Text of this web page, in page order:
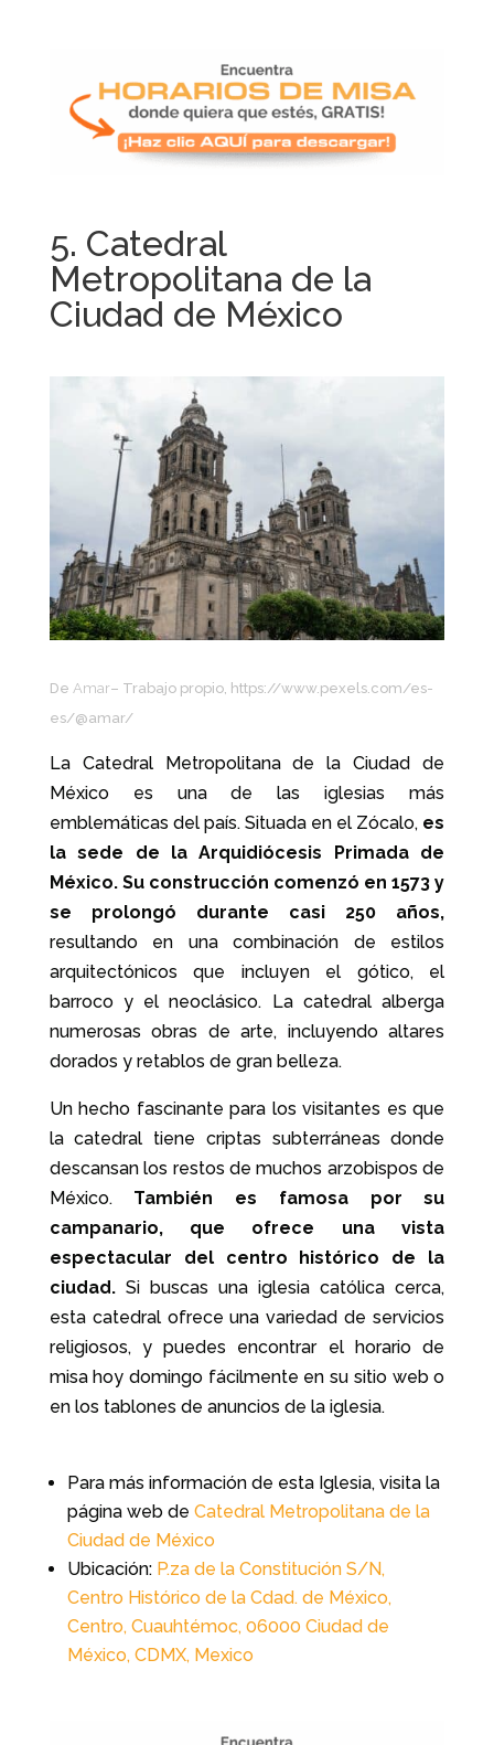
5. Catedral
Metropolitana de la
Ciudad de México
De Amar– Trabajo propio, https://www.pexels.com/es-
es/@amar/
La Catedral Metropolitana de la Ciudad de
México es una de las iglesias más
emblemáticas del país. Situada en el Zócalo, es
la sede de la Arquidiócesis Primada de
México. Su construcción comenzó en 1573 y
se prolongó durante casi 250 años,
resultando en una combinación de estilos
arquitectónicos que incluyen el gótico, el
barroco y el neoclásico. La catedral alberga
numerosas obras de arte, incluyendo altares
dorados y retablos de gran belleza.
Un hecho fascinante para los visitantes es que
la catedral tiene criptas subterráneas donde
descansan los restos de muchos arzobispos de
México. También es famosa por su
campanario, que ofrece una vista
espectacular del centro histórico de la
ciudad.Si buscas una iglesia católica cerca,
esta catedral ofrece una variedad de servicios
religiosos, y puedes encontrar el horario de
misa hoy domingo fácilmente en su sitio web o
en los tablones de anuncios de la iglesia.
Para más información de esta Iglesia, visita la
página web de Catedral Metropolitana de la
Ciudad de México
Ubicación:P.za de la Constitución S/N,
Centro Histórico de la Cdad. de México,
Centro, Cuauhtémoc, 06000 Ciudad de
México, CDMX, Mexico